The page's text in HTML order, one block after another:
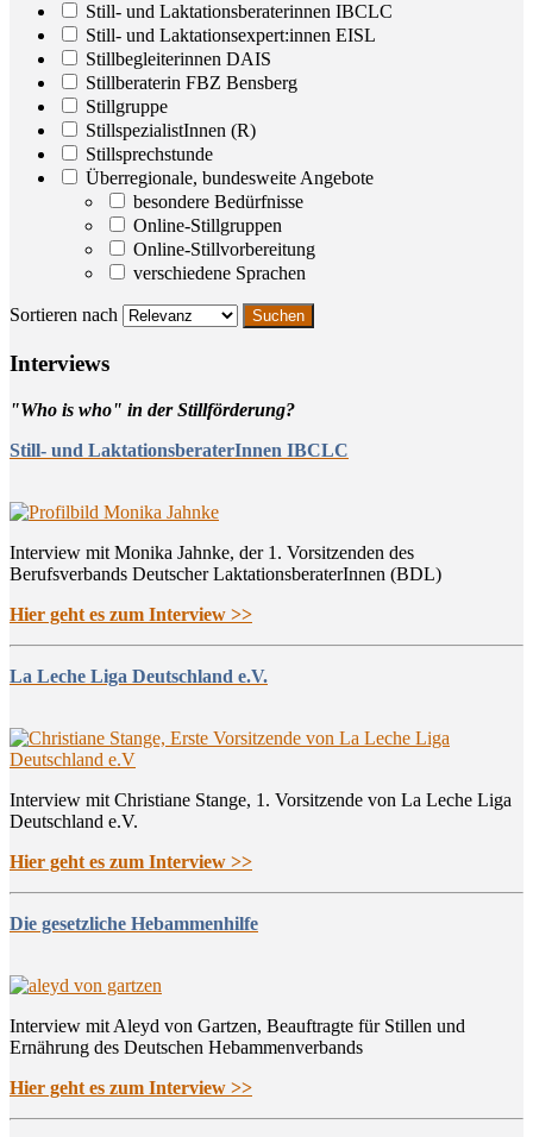
Still- und Laktationsberaterinnen IBCLC
Still- und Laktationsexpert:innen EISL
Stillbegleiterinnen DAIS
Stillberaterin FBZ Bensberg
Stillgruppe
StillspezialistInnen (R)
Stillsprechstunde
Überregionale, bundesweite Angebote
besondere Bedürfnisse
Online-Stillgruppen
Online-Stillvorbereitung
verschiedene Sprachen
Sortieren nach
Inter­views
"Who is who" in der Stillförderung?
Still- und LaktationsberaterInnen IBCLC
Interview mit Monika Jahnke, der 1. Vorsitzenden des
Berufsverbands Deutscher LaktationsberaterInnen (BDL)
Hier geht es zum Interview >>
La Leche Liga Deutschland e.V.
Interview mit Christiane Stange, 1. Vorsitzende von La Leche Liga
Deutschland e.V.
Hier geht es zum Interview >>
Die gesetzliche Hebammenhilfe
Interview mit Aleyd von Gartzen, Beauftragte für Stillen und
Ernährung des Deutschen Hebammenverbands
Hier geht es zum Interview >>